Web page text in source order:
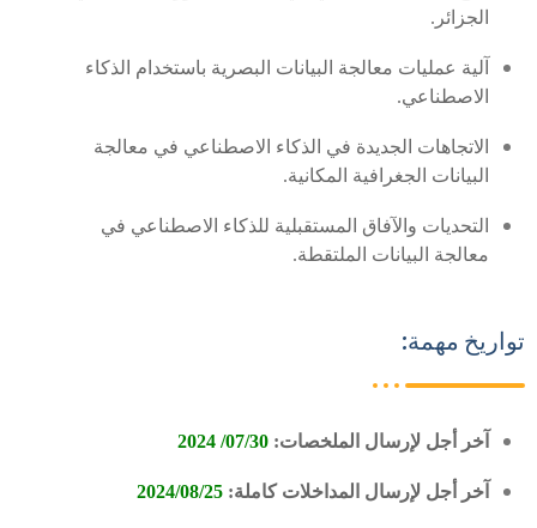
الجزائر .
آلية عمليات معالجة البيانات البصرية باستخدام الذكاء
الاصطناعي.
الاتجاهات الجديدة في الذكاء الاصطناعي في معالجة
البيانات الجغرافية المكانية.
التحديات والآفاق المستقبلية للذكاء الاصطناعي في
معالجة البيانات الملتقطة.
مهمة:
آخر أجل لإرسال الملخصات:
07/30
/
2024
آخر أجل لإرسال المداخلات كاملة:
2024/08/25